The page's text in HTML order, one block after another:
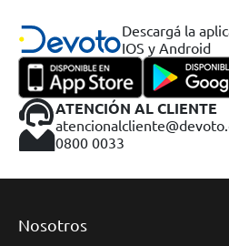
Descargá la
IOS y Android
ATENCIÓN AL CLIENTE
0800 0033
Nosotros